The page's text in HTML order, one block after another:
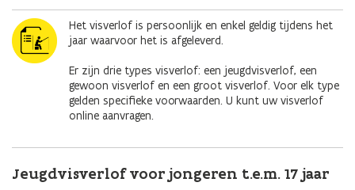
AfbeeldingHet visverlof is persoonlijk en enkel geldig tijdens het
jaar waarvoor het is afgeleverd.
Er zijn drie types visverlof: een jeugdvisverlof, een
gewoon visverlof en een groot visverlof. Voor elk type
gelden specifieke voorwaarden. U kunt uw visverlof
online aanvragen.
Jeugdvisverlof voor jongeren t.e.m. 17 jaar